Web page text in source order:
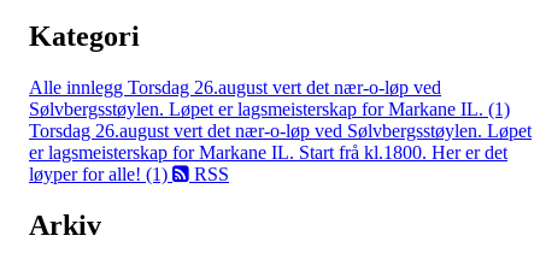
Kategori
Alle innlegg Torsdag 26.august vert det nær-o-løp ved
Sølvbergsstøylen. Løpet er lagsmeisterskap for Markane IL. (1)
Torsdag 26.august vert det nær-o-løp ved Sølvbergsstøylen. Løpet
er lagsmeisterskap for Markane IL. Start frå kl.1800. Her er det
løyper for alle! (1)
RSS
Arkiv